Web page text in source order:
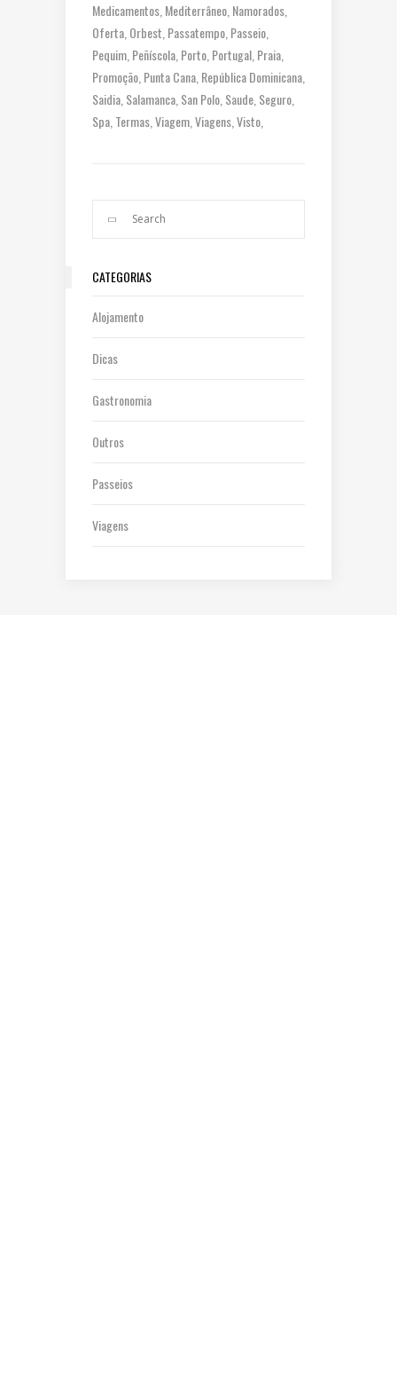
Medicamentos Mediterrâneo Namorados
Oferta Orbest Passatempo Passeio
Pequim Peñíscola Porto Portugal Praia
Promoção Punta Cana República Dominicana
Saidia Salamanca San Polo Saude Seguro
Spa Termas Viagem Viagens Visto
CATEGORIAS
Alojamento
Dicas
Gastronomia
Outros
Passeios
Viagens